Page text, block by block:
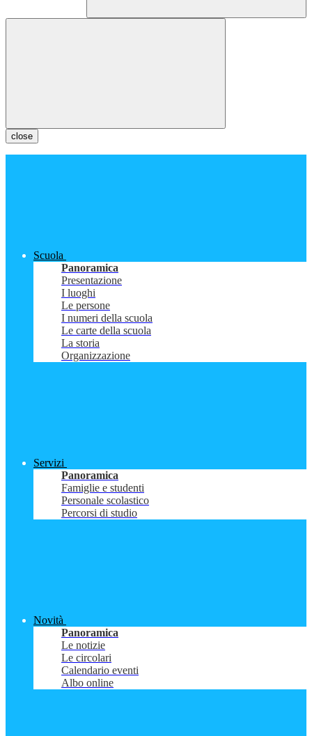
close
Scuola
Panoramica
Presentazione
I luoghi
Le persone
I numeri della scuola
Le carte della scuola
La storia
Organizzazione
Servizi
Panoramica
Famiglie e studenti
Personale scolastico
Percorsi di studio
Novità
Panoramica
Le notizie
Le circolari
Calendario eventi
Albo online